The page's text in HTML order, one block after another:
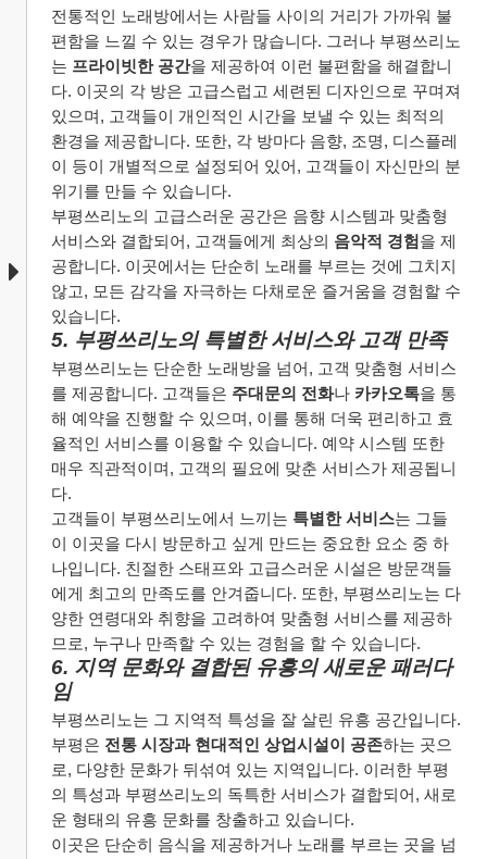
전통적인 노래방에서는 사람들 사이의 거리가 가까워 불
편함을 느낄 수 있는 경우가 많습니다. 그러나 부평쓰리노
는 프라이빗한 공간을 제공하여 이런 불편함을 해결합니
다. 이곳의 각 방은 고급스럽고 세련된 디자인으로 꾸며져
있으며, 고객들이 개인적인 시간을 보낼 수 있는 최적의
환경을 제공합니다. 또한, 각 방마다 음향, 조명, 디스플레
이 등이 개별적으로 설정되어 있어, 고객들이 자신만의 분
위기를 만들 수 있습니다.
부평쓰리노의 고급스러운 공간은 음향 시스템과 맞춤형
서비스와 결합되어, 고객들에게 최상의 음악적 경험을 제
공합니다. 이곳에서는 단순히 노래를 부르는 것에 그치지
않고, 모든 감각을 자극하는 다채로운 즐거움을 경험할 수
있습니다.
5. 부평쓰리노의 특별한 서비스와 고객 만족
부평쓰리노는 단순한 노래방을 넘어, 고객 맞춤형 서비스
를 제공합니다. 고객들은 주대문의 전화나 카카오톡을 통
해 예약을 진행할 수 있으며, 이를 통해 더욱 편리하고 효
율적인 서비스를 이용할 수 있습니다. 예약 시스템 또한
매우 직관적이며, 고객의 필요에 맞춘 서비스가 제공됩니
다.
고객들이 부평쓰리노에서 느끼는 특별한 서비스는 그들
이 이곳을 다시 방문하고 싶게 만드는 중요한 요소 중 하
나입니다. 친절한 스태프와 고급스러운 시설은 방문객들
에게 최고의 만족도를 안겨줍니다. 또한, 부평쓰리노는 다
양한 연령대와 취향을 고려하여 맞춤형 서비스를 제공하
므로, 누구나 만족할 수 있는 경험을 할 수 있습니다.
6. 지역 문화와 결합된 유흥의 새로운 패러다
임
부평쓰리노는 그 지역적 특성을 잘 살린 유흥 공간입니다.
부평은 전통 시장과 현대적인 상업시설이 공존하는 곳으
로, 다양한 문화가 뒤섞여 있는 지역입니다. 이러한 부평
의 특성과 부평쓰리노의 독특한 서비스가 결합되어, 새로
운 형태의 유흥 문화를 창출하고 있습니다.
이곳은 단순히 음식을 제공하거나 노래를 부르는 곳을 넘